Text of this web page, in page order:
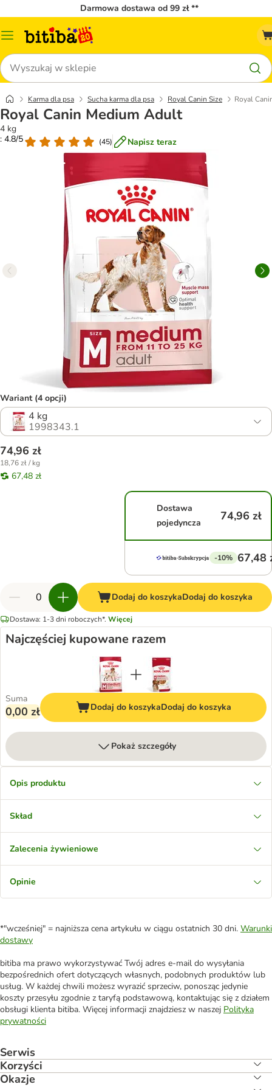
Darmowa dostawa od 99 zł **
Menu
Szukaj
Karma dla psa Sucha karma dla psa Royal Canin Size Royal
Royal Canin Medium Adult
4 kg
: 4.8/5
(45) Napisz teraz
Wariant (4 opcji)
4 kg
1998343.1
74,96 zł
18,76 zł / kg
67,48 zł
Dostawa
pojedyncza
74,96 zł
-10% 67,48
Dodaj do koszykaDodaj do koszyka
Dostawa: 1-3 dni roboczych*. Więcej
Najczęściej kupowane razem
Suma
0,00 zł Dodaj do koszykaDodaj do koszyka
Pokaż szczegóły
Opis produktu
Skład
Zalecenia żywieniowe
Opinie
*"wcześniej" = najniższa cena artykułu w ciągu ostatnich 30 dni. Warunki
dostawy
bitiba ma prawo wykorzystywać Twój adres e-mail do wysyłania
bezpośrednich ofert dotyczących własnych, podobnych produktów lub
usług. W każdej chwili możesz wyrazić sprzeciw, ponosząc jedynie
koszty przesyłu zgodnie z taryfą podstawową, kontaktując się z działem
obsługi klienta bitiba. Więcej informacji znajdziesz w naszej Polityka
prywatności
Serwis
Korzyści
Okazje